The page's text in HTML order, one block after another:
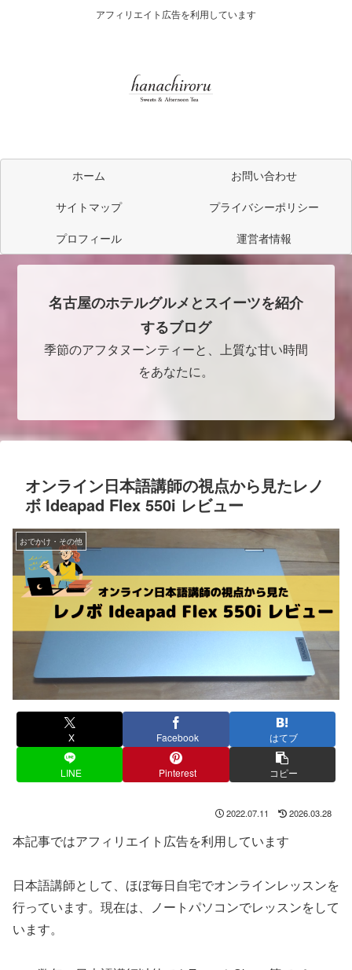
アフィリエイト広告を利用しています
ホーム
お問い合わせ
サイトマップ
プライバシーポリシー
プロフィール
運営者情報
名古屋のホテルグルメとスイーツを紹介
するブログ
季節のアフタヌーンティーと、上質な甘い時間
をあなたに。
オンライン日本語講師の視点から見たレノ
ボ Ideapad Flex 550i レビュー
おでかけ・その他
X Facebook はてブ
LINE Pinterest コピー
2022.07.11 2026.03.28
本記事ではアフィリエイト広告を利用しています
日本語講師として、ほぼ毎日自宅でオンラインレッスンを
行っています。現在は、ノートパソコンでレッスンをして
います。